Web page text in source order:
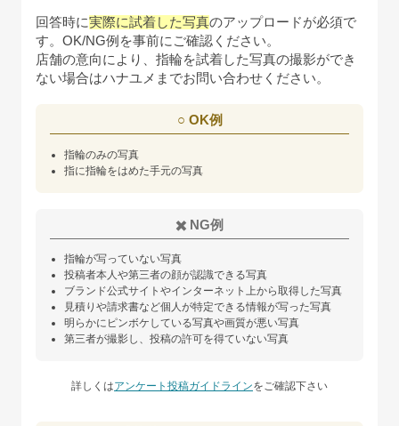
回答時に実際に試着した写真のアップロードが必須で
す。OK/NG例を事前にご確認ください。
店舗の意向により、指輪を試着した写真の撮影ができ
ない場合はハナユメまでお問い合わせください。
○️ OK例
指輪のみの写真
指に指輪をはめた手元の写真
✖️ NG例
指輪が写っていない写真
投稿者本人や第三者の顔が認識できる写真
ブランド公式サイトやインターネット上から取得した写真
見積りや請求書など個人が特定できる情報が写った写真
明らかにピンボケしている写真や画質が悪い写真
第三者が撮影し、投稿の許可を得ていない写真
詳しくはアンケート投稿ガイドラインをご確認下さい